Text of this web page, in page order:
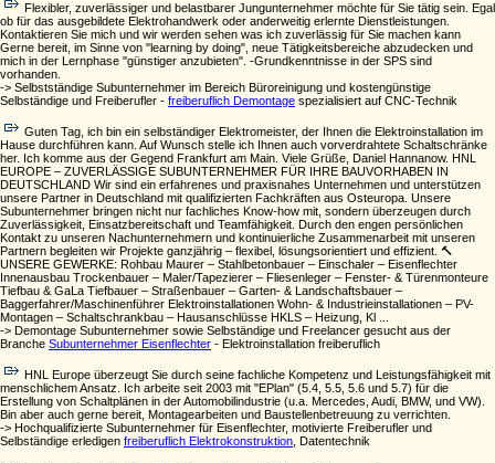
Flexibler, zuverlässiger und belastbarer Jungunternehmer möchte für Sie tätig sein. Egal
ob für das ausgebildete Elektrohandwerk oder anderweitig erlernte Dienstleistungen.
Kontaktieren Sie mich und wir werden sehen was ich zuverlässig für Sie machen kann
Gerne bereit, im Sinne von "learning by doing", neue Tätigkeitsbereiche abzudecken und
mich in der Lernphase "günstiger anzubieten". -Grundkenntnisse in der SPS sind
vorhanden.
-> Selbstständige Subunternehmer im Bereich Büroreinigung und kostengünstige
Selbständige und Freiberufler - freiberuflich Demontage spezialisiert auf CNC-Technik
Guten Tag, ich bin ein selbständiger Elektromeister, der Ihnen die Elektroinstallation im
Hause durchführen kann. Auf Wunsch stelle ich Ihnen auch vorverdrahtete Schaltschränke
her. Ich komme aus der Gegend Frankfurt am Main. Viele Grüße, Daniel Hannanow. HNL
EUROPE – ZUVERLÄSSIGE SUBUNTERNEHMER FÜR IHRE BAUVORHABEN IN
DEUTSCHLAND Wir sind ein erfahrenes und praxisnahes Unternehmen und unterstützen
unsere Partner in Deutschland mit qualifizierten Fachkräften aus Osteuropa. Unsere
Subunternehmer bringen nicht nur fachliches Know-how mit, sondern überzeugen durch
Zuverlässigkeit, Einsatzbereitschaft und Teamfähigkeit. Durch den engen persönlichen
Kontakt zu unseren Nachunternehmern und kontinuierliche Zusammenarbeit mit unseren
Partnern begleiten wir Projekte ganzjährig – flexibel, lösungsorientiert und effizient. 🔨
UNSERE GEWERKE: Rohbau Maurer – Stahlbetonbauer – Einschaler – Eisenflechter
Innenausbau Trockenbauer – Maler/Tapezierer – Fliesenleger – Fenster- & Türenmonteure
Tiefbau & GaLa Tiefbauer – Straßenbauer – Garten- & Landschaftsbauer –
Baggerfahrer/Maschinenführer Elektroinstallationen Wohn- & Industrieinstallationen – PV-
Montagen – Schaltschrankbau – Hausanschlüsse HKLS – Heizung, Kl ...
-> Demontage Subunternehmer sowie Selbständige und Freelancer gesucht aus der
Branche Subunternehmer Eisenflechter - Elektroinstallation freiberuflich
HNL Europe überzeugt Sie durch seine fachliche Kompetenz und Leistungsfähigkeit mit
menschlichem Ansatz. Ich arbeite seit 2003 mit "EPlan" (5.4, 5.5, 5.6 und 5.7) für die
Erstellung von Schaltplänen in der Automobilindustrie (u.a. Mercedes, Audi, BMW, und VW).
Bin aber auch gerne bereit, Montagearbeiten und Baustellenbetreuung zu verrichten.
-> Hochqualifizierte Subunternehmer für Eisenflechter, motivierte Freiberufler und
Selbständige erledigen freiberuflich Elektrokonstruktion , Datentechnik